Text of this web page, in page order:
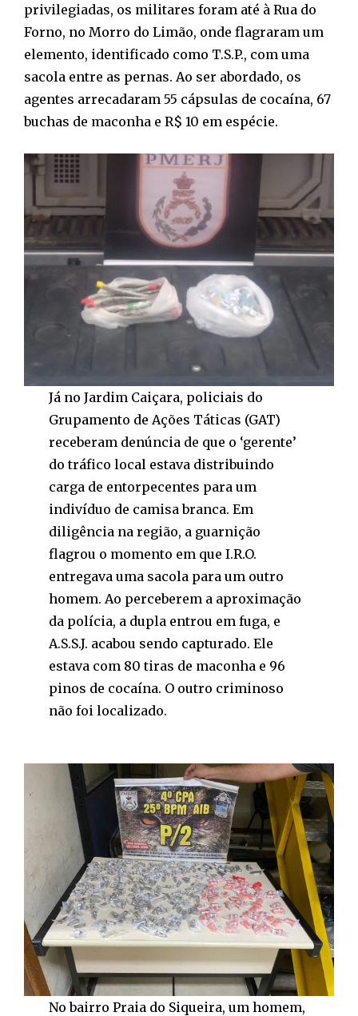
privilegiadas, os militares foram até à Rua do
Forno, no Morro do Limão, onde flagraram um
elemento, identificado como T.S.P., com uma
sacola entre as pernas. Ao ser abordado, os
agentes arrecadaram 55 cápsulas de cocaína, 67
buchas de maconha e R$ 10 em espécie.
Já no Jardim Caiçara, policiais do
Grupamento de Ações Táticas (GAT)
receberam denúncia de que o ‘gerente’
do tráfico local estava distribuindo
carga de entorpecentes para um
indivíduo de camisa branca. Em
diligência na região, a guarnição
flagrou o momento em que I.R.O.
entregava uma sacola para um outro
homem. Ao perceberem a aproximação
da polícia, a dupla entrou em fuga, e
A.S.S.J. acabou sendo capturado. Ele
estava com 80 tiras de maconha e 96
pinos de cocaína. O outro criminoso
não foi localizado.
No bairro Praia do Siqueira, um homem,